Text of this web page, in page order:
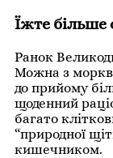
Їжте більше
Ранок
Можна з
до прийому
щоденний
багато
“природної
кишечником.